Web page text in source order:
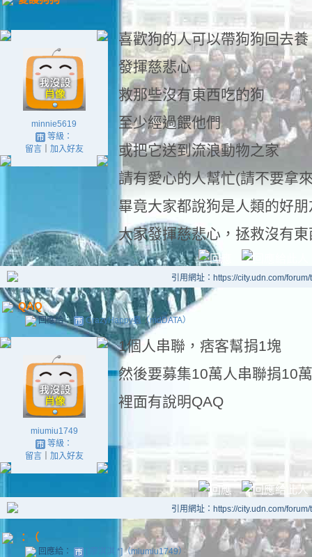
minnie5619
等級：
留言｜ 加入好友
喜歡狗的人可以帶狗狗回去養
發揮慈悲心
救那些沒有東西吃的狗
至少經過餵他們
或把它送到流浪動物之家
請有愛心的人幫忙(請不要拿
畢竟大家都說狗是人類的好朋
大家發揮慈悲心，拯救沒有
引用網址：https://city.udn.com/
QAQ
回應給： CrazyHappy蟲（mdDATA）
miumiu1749
等級：
留言｜ 加入好友
1個人串聯，痞客幫捐1塊
然後要募集10萬人串聯捐10萬
裡面有說明QAQ
引用網址：https://city.udn.com/
：（
回應給： [ 廖淇淇 *]（miumiu1749）